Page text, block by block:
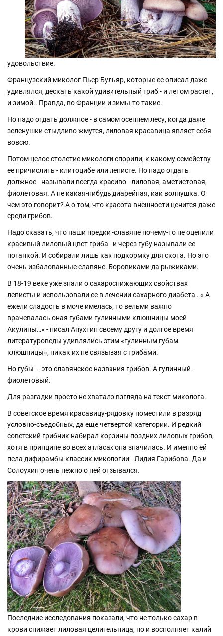
удовольствие.
Французский миколог Пьер Бульяр, которые ее описал даже
удивлялся, дескать какой удивительный гриб - и летом растет,
и зимой.. Правда, во Франции и зимы-то такие.
Но надо отдать должное - в самом осеннем лесу, когда даже
зеленушки стыдливо жмутся, лиловая красавица являет себя
вовсю.
Потом целое столетие микологи спорили, к какому семейству
ее причислить - клитоцибе или леписте. Но надо отдать
должное - называли всегда красиво - лиловая, аметистовая,
фиолетовая. А не какая-нибудь диарейная, как волнушка. О
чем это говорит? А о том, что красота внешности ценится даже
среди грибов.
Надо сказать, что наши предки -славяне почему-то не оценили
красивый лиловый цвет гриба - и через губу называли ее
поганкой. И собирали лишь как подкормку для скота. Но это
очень избалованные славяне. Боровиками да рыжиками.
В 18-19 веке уже знали о сахароснижающих свойствах
леписты и использовали ее в лечении сахарного диабета . « А
ежели сладость в моче имелась, то вельми важно
врачевалась оная губами гулинными клюшницы моей
Акулины…» - писал Апухтин своему другу и долгое время
литературоведы удивлялись этим «гулинным губам
клюшницы», никак их не связывая с грибами.
Но губы – это славянское названия грибов. А гулинный -
фиолетовый.
Для разгадки просто не хватало взгляда на текст миколога.
В советское время красавицу-рядовку поместили в разряд
условно-съедобных, да еще четвертой категории. И редкий
советский грибник набирал корзины поздних лиловых грибов,
хотя в принципе во всех атласах она значилась. И именно ей
пела дифирамбы классик микологии - Лидия Гарибова. Да и
Солоухин очень нежно о ней отзывался.
Последние исследования показали, что не только сахар в
крови снижает лиловая целительница, но и восполняет калий